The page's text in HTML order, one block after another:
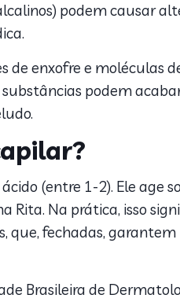
podem causar
enxofre e moléculas
podem
(entre 1-2). Ele age
Rita. Na prática, isso
que, fechadas,
Brasileira de